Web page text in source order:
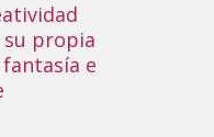
propia
e